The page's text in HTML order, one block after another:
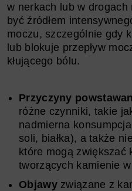
w nerkach lub w
być źródłem
moczu, szczególnie gdy
lub blokuje przepływ
kłującego bólu.
Przyczyny
różne czynniki, takie
nadmierna
soli, białka), a także
które mogą zwiększać
tworzących kamienie
Objawyzwiązane z